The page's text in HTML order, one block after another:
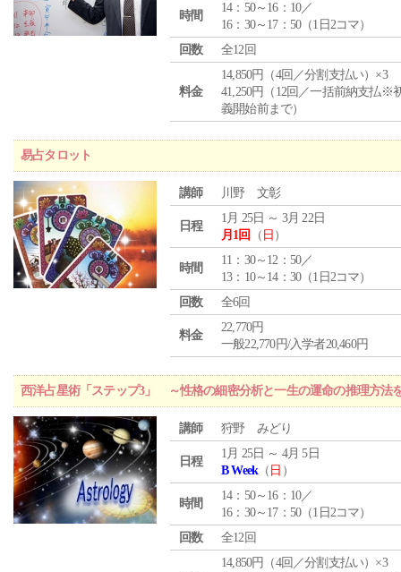
時間
14：50～16：10／
16：30～17：50（1日2コマ）
回数
全12回
料金
14,850円（4回／分割支払い）×3
41,250円（12回／一括前納支払※
義開始前まで）
易占タロット
講師 川野 文彰
日程
1月 25日 ～ 3月 22日
月1回
（ 日 ）
時間
11：30～12：50／
13：10～14：30（1日2コマ）
回数
全6回
料金
22,770円
一般22,770円/入学者20,460円
西洋占星術「ステップ3」 ～性格の細密分析と一生の運命の推理方法
講師 狩野 みどり
日程
1月 25日 ～ 4月 5日
B Week（ 日 ）
時間
14：50～16：10／
16：30～17：50（1日2コマ）
回数
全12回
14,850円（4回／分割支払い）×3